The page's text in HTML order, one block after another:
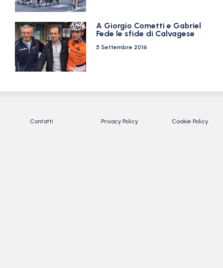
A Giorgio Cometti e Gabriel
Fede le sfide di Calvagese
5 Settembre 2016
Contatti Privacy Policy Cookie Policy